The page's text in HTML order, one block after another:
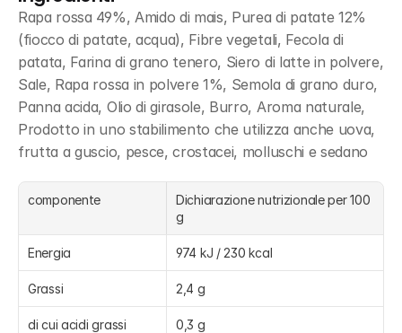
Rapa rossa 49%, Amido di mais, Purea di patate 12%
(fiocco di patate, acqua), Fibre vegetali, Fecola di
patata, Farina di grano tenero, Siero di latte in polvere,
Sale, Rapa rossa in polvere 1%, Semola di grano duro,
Panna acida, Olio di girasole, Burro, Aroma naturale,
Prodotto in uno stabilimento che utilizza anche uova,
frutta a guscio, pesce, crostacei, molluschi e sedano
componente
Dichiarazione nutrizionale per 100
g
Energia 974 kJ / 230 kcal
Grassi 2,4 g
di cui acidi grassi
0,3 g